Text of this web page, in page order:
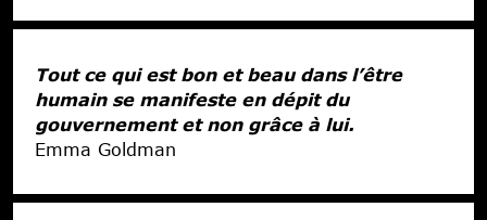
Tout ce qui est bon et beau dans l’être
humain se manifeste en dépit du
gouvernement et non grâce à lui.
Emma Goldman